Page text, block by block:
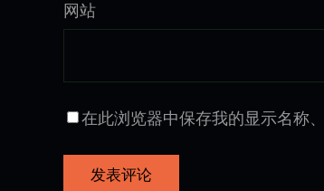
网站
在此浏览器中保存我的显示名称